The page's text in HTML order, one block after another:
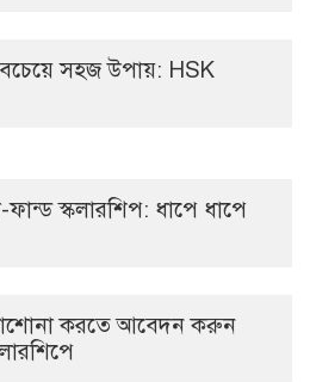
সহজ উপায়: HSK
স্কলারশিপ: ধাপে ধাপে
করতে আবেদন করুন